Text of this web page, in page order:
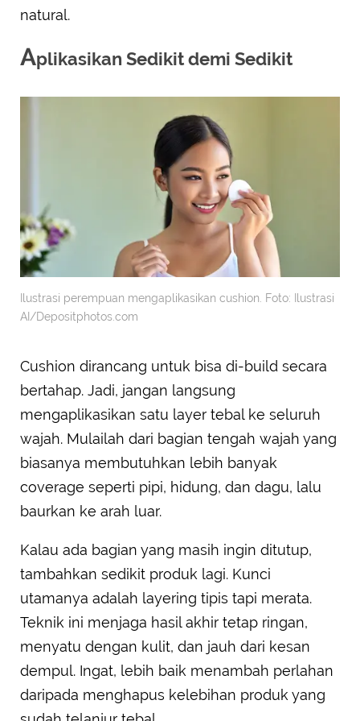
natural.
Aplikasikan Sedikit demi Sedikit
Ilustrasi perempuan mengaplikasikan cushion. Foto: Ilustrasi
AI/Depositphotos.com
Cushion dirancang untuk bisa di-build secara
bertahap. Jadi, jangan langsung
mengaplikasikan satu layer tebal ke seluruh
wajah. Mulailah dari bagian tengah wajah yang
biasanya membutuhkan lebih banyak
coverage seperti pipi, hidung, dan dagu, lalu
baurkan ke arah luar.
Kalau ada bagian yang masih ingin ditutup,
tambahkan sedikit produk lagi. Kunci
utamanya adalah layering tipis tapi merata.
Teknik ini menjaga hasil akhir tetap ringan,
menyatu dengan kulit, dan jauh dari kesan
dempul. Ingat, lebih baik menambah perlahan
daripada menghapus kelebihan produk yang